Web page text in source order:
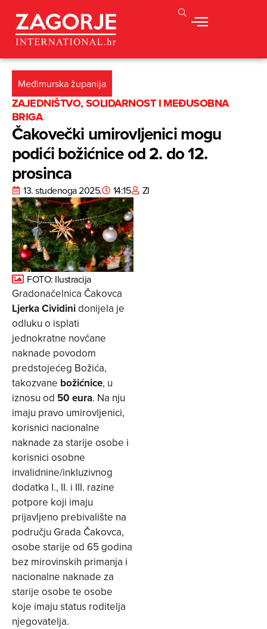
Međimurska županija
ZAJEDNIŠTVO, SOLIDARNOST I MEĐUSOBNA
BRIGA
Čakovečki umirovljenici mogu
podići božićnice od 2. do 12.
prosinca
13. studenoga 2025. 14:15 ZI
FOTO: Ilustracija
Gradonačelnica Čakovca
Ljerka Cividinidonijela je
odluku o isplati
jednokratne novčane
naknade povodom
predstojećeg Božića,
takozvane božićnice, u
iznosu od 50 eura. Na nju
imaju pravo umirovljenici,
korisnici nacionalne
naknade za starije osobe i
korisnici osobne
invalidnine/inkluzivnog
dodatka I., II. i III. razine
potpore koji imaju
prijavljeno prebivalište na
području Grada Čakovca,
osobe starije od 65 godina
bez mirovinskih primanja i
nacionalne naknade za
starije osobe te osobe
koje imaju status roditelja
njegovatelja.